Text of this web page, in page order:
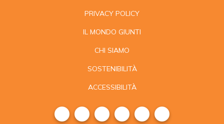
PRIVACY POLICY
IL MONDO GIUNTI
CHI SIAMO
SOSTENIBILITÀ
ACCESSIBILITÀ